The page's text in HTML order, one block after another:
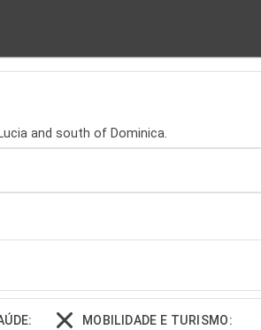
and south of Dominica.
MOBILIDADE E TURISMO: